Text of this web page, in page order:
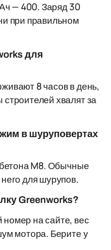
— 400. Заряд 30
при правильном
для
8 часов в день,
хвалят за
в шуруповертах
M8. Обычные
для шурупов.
Greenworks?
на сайте, вес
мотора. Берите у